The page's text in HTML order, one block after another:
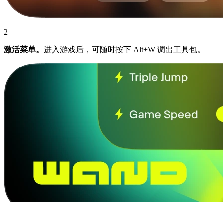
2
激活菜单。 进入游戏后，可随时按下 Alt+W 调出工具包。